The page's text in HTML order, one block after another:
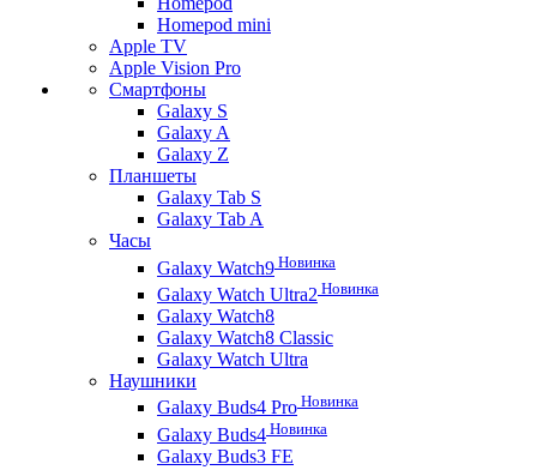
Homepod mini
Apple TV
Apple Vision Pro
Смартфоны
Galaxy S
Galaxy A
Galaxy Z
Планшеты
Galaxy Tab S
Galaxy Tab A
Часы
Galaxy Watch9 Новинка
Galaxy Watch Ultra2 Новинка
Galaxy Watch8
Galaxy Watch8 Classic
Galaxy Watch Ultra
Наушники
Galaxy Buds4 Pro Новинка
Galaxy Buds4 Новинка
Galaxy Buds3 FE